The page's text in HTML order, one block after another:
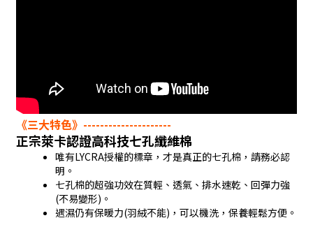
《三大特色》---------------------
正宗萊卡認證高科技七孔纖維棉
唯有LYCRA授權的標章，才是真正的七孔棉，請務必認
明。
七孔棉的超強功效在質輕、透氣、排水速乾、回彈力強
(不易變形)。
遇濕仍有保暖力(羽絨不能)，可以機洗，保養輕鬆方便。